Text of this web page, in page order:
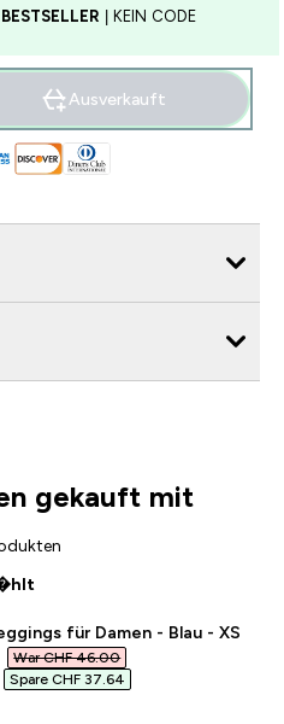
| KEIN CODE
Ausverkauft
gekauft mit
für Damen - Blau - XS
price
War CHF 46.00‎
Spare CHF 37.64‎